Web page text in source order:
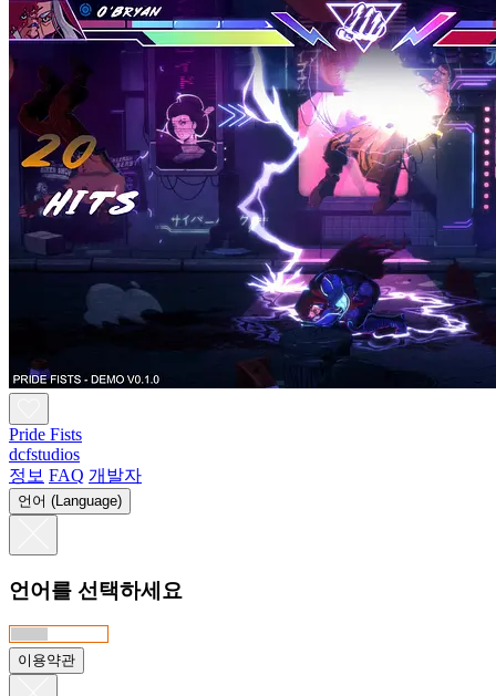
Pride Fists
dcfstudios
정보 FAQ 개발자
언어 (Language)
언어를 선택하세요
이용약관